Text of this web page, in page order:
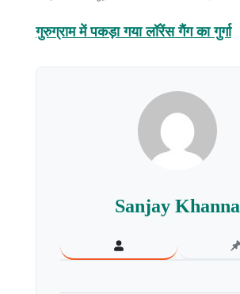
गुरुग्राम में पकड़ा गया लॉरेंस गैंग का गुर्गा
Sanjay Khanna